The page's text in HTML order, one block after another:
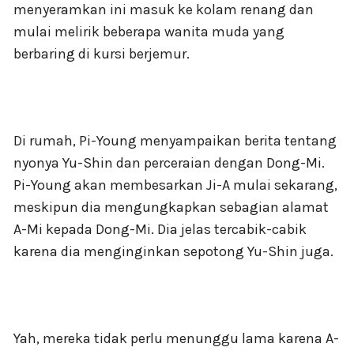
menyeramkan ini masuk ke kolam renang dan
mulai melirik beberapa wanita muda yang
berbaring di kursi berjemur.
Di rumah, Pi-Young menyampaikan berita tentang
nyonya Yu-Shin dan perceraian dengan Dong-Mi.
Pi-Young akan membesarkan Ji-A mulai sekarang,
meskipun dia mengungkapkan sebagian alamat
A-Mi kepada Dong-Mi. Dia jelas tercabik-cabik
karena dia menginginkan sepotong Yu-Shin juga.
Yah, mereka tidak perlu menunggu lama karena A-